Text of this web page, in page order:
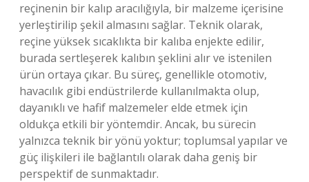
reçinenin bir kalıp aracılığıyla, bir malzeme içerisine
yerleştirilip şekil almasını sağlar. Teknik olarak,
reçine yüksek sıcaklıkta bir kalıba enjekte edilir,
burada sertleşerek kalıbın şeklini alır ve istenilen
ürün ortaya çıkar. Bu süreç, genellikle otomotiv,
havacılık gibi endüstrilerde kullanılmakta olup,
dayanıklı ve hafif malzemeler elde etmek için
oldukça etkili bir yöntemdir. Ancak, bu sürecin
yalnızca teknik bir yönü yoktur; toplumsal yapılar ve
güç ilişkileri ile bağlantılı olarak daha geniş bir
perspektif de sunmaktadır.